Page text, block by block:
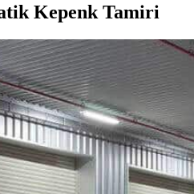
Kepenk Tamiri